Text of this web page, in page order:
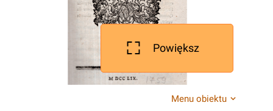
Powiększ
Menu obiektu